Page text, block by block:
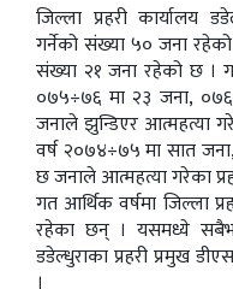
जिल्ला प्रहरी कार्यालय
गर्नेको संख्या ५० जना
संख्या २१ जना रहेको छ ।
०७५÷७६ मा २३ जना,
जनाले झुन्डिएर आत्महत्या
वर्ष २०७४÷७५ मा सात
छ जनाले आत्महत्या गरेका
गत आर्थिक वर्षमा जिल्ला
रहेका छन् । यसमध्ये
डडेल्धुराका प्रहरी प्रमुख